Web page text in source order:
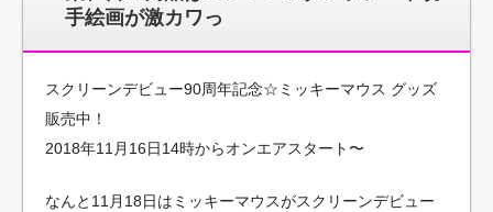
手絵画が激カワっ
スクリーンデビュー90周年記念☆ミッキーマウス グッズ
販売中！
2018年11月16日14時からオンエアスタート〜
なんと11月18日はミッキーマウスがスクリーンデビュー